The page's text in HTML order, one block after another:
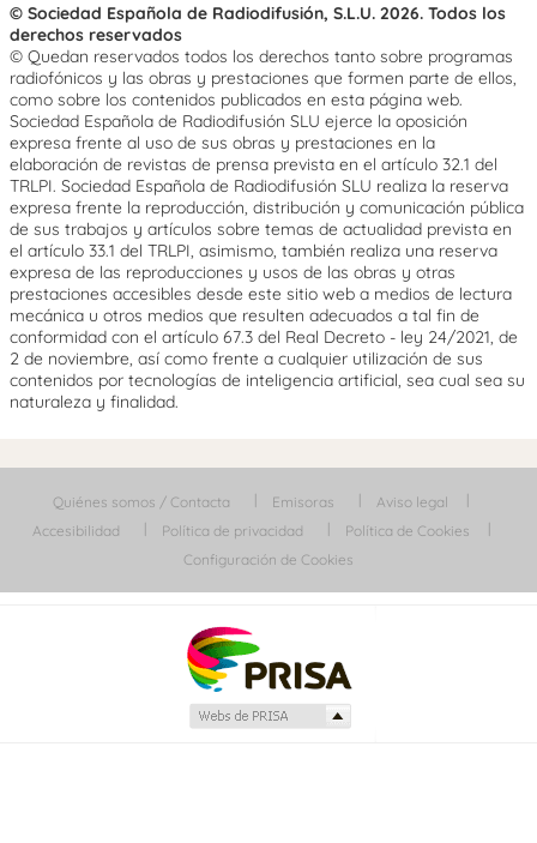
© Sociedad Española de Radiodifusión, S.L.U. 2026. Todos los
derechos reservados
© Quedan reservados todos los derechos tanto sobre programas
radiofónicos y las obras y prestaciones que formen parte de ellos,
como sobre los contenidos publicados en esta página web.
Sociedad Española de Radiodifusión SLU ejerce la oposición
expresa frente al uso de sus obras y prestaciones en la
elaboración de revistas de prensa prevista en el artículo 32.1 del
TRLPI. Sociedad Española de Radiodifusión SLU realiza la reserva
expresa frente la reproducción, distribución y comunicación pública
de sus trabajos y artículos sobre temas de actualidad prevista en
el artículo 33.1 del TRLPI, asimismo, también realiza una reserva
expresa de las reproducciones y usos de las obras y otras
prestaciones accesibles desde este sitio web a medios de lectura
mecánica u otros medios que resulten adecuados a tal fin de
conformidad con el artículo 67.3 del Real Decreto - ley 24/2021, de
2 de noviembre, así como frente a cualquier utilización de sus
contenidos por tecnologías de inteligencia artificial, sea cual sea su
naturaleza y finalidad.
Quiénes somos / Contacta Emisoras
Aviso legal
Accesibilidad
Política de privacidad
Política de Cookies
Configuración de Cookies